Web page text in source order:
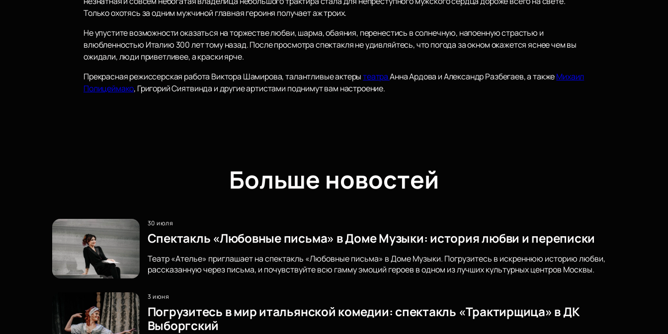
Только охотясь за одним мужчиной главная героиня получает аж троих.
Не упустите возможности оказаться на торжестве любви, шарма, обаяния, перенестись в солнечную, напоенную страстью и
влюбленностью Италию 300 лет тому назад. После просмотра спектакля не удивляйтесь, что погода за окном окажется яснее чем вы
ожидали, люди приветливее, а краски ярче.
Прекрасная режиссерская работа Виктора Шамирова, талантливые актерытеатраАнна Ардова и Александр Разбегаев, а такжеМихаил
Полицеймако, Григорий Сиятвинда и другие артистами поднимут вам настроение.
Больше новостей
30 июля
Спектакль «Любовные письма» в Доме Музыки: история любви и переписки
Театр «Ателье» приглашает на спектакль «Любовные письма» в Доме Музыки. Погрузитесь в искреннюю историю любви,
рассказанную через письма, и почувствуйте всю гамму эмоций героев в одном из лучших культурных центров Москвы.
3 июня
Погрузитесь в мир итальянской комедии: спектакль «Трактирщица» в ДК
Выборгский